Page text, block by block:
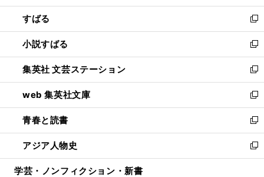
開
く
ウ
で
開
く
ン
ド
ウ
で
開
く
すばる
新
し
い
ウ
ィ
ン
ド
ウ
で
開
く
小説すばる
新
し
い
ウ
ィ
ン
ド
ウ
で
開
集英社 文芸ステーション
新
し
い
ウ
ィ
ン
ド
ウ
web 集英社文庫
新
し
い
ウ
ィ
ン
青春と読書
新
し
い
ウ
アジア人物史
新
し
学芸・ノンフィクション・新書